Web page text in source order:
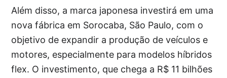
Além disso, a marca japonesa investirá em uma
nova fábrica em Sorocaba, São Paulo, com o
objetivo de expandir a produção de veículos e
motores, especialmente para modelos híbridos
flex. O investimento, que chega a R$ 11 bilhões